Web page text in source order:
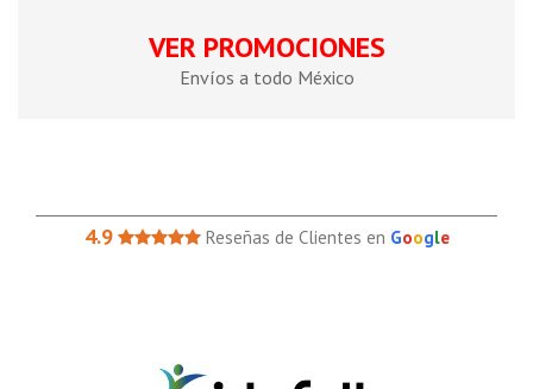
VER PROMOCIONES
Envíos a todo México
4.9 Reseñas de Clientes en Google